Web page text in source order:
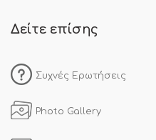
Δείτε επίσης
Συχνές Ερωτήσεις
Photo Gallery